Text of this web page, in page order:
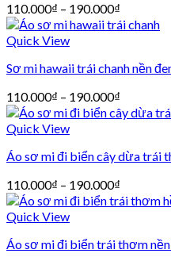
110.000₫ – 190.000₫
Quick View
Sơ mi hawaii trái chanh nền
110.000₫ – 190.000₫
Quick View
Áo sơ mi đi biển cây dừa trái
110.000₫ – 190.000₫
Quick View
Áo sơ mi đi biển trái thơm